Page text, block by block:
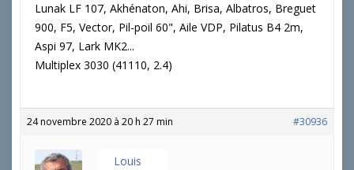
Lunak LF 107, Akhénaton, Ahi, Brisa, Albatros, Breguet
900, F5, Vector, Pil-poil 60", Aile VDP, Pilatus B4 2m,
Aspi 97, Lark MK2...
Multiplex 3030 (41110, 2.4)
24 novembre 2020 à 20 h 27 min #30936
Louis